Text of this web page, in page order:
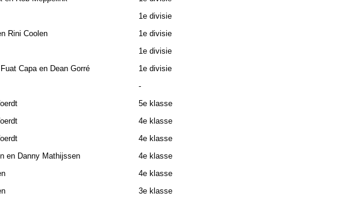
1e divisie
Rini Coolen
1e divisie
1e divisie
Capa en Dean Gorré
1e divisie
-
5e klasse
4e klasse
4e klasse
en Danny Mathijssen
4e klasse
4e klasse
3e klasse